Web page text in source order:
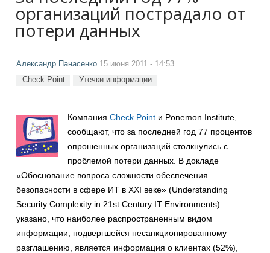
организаций пострадало от
потери данных
Александр Панасенко 15 июня 2011 - 14:53
Check Point Утечки информации
Компания Check Point и Ponemon Institute,
сообщают, что за последней год 77 процентов
опрошенных организаций столкнулись с
проблемой потери данных. В докладе
«Обоснование вопроса сложности обеспечения
безопасности в сфере ИТ в XXI веке» (Understanding
Security Complexity in 21st Century IT Environments)
указано, что наиболее распространенным видом
информации, подвергшейся несанкционированному
разглашению, является информация о клиентах (52%),